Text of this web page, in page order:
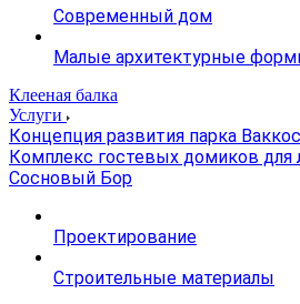
Современный дом
Малые архитектурные
Клееная балка
Услуги
Концепция развития парка
Комплекс гостевых домиков для
Сосновый Бор
Проектирование
Строительные материалы